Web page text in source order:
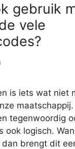
gebruik
vele
is iets wat niet
tegenwoordig
ook logisch.
brengt dit